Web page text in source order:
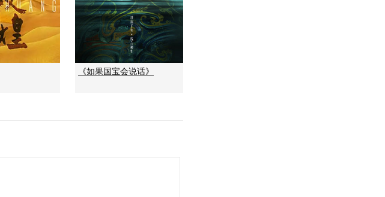
《如果国宝会说话》